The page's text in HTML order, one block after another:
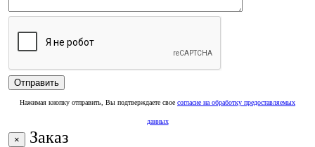
Нажимая кнопку отправить, Вы подтверждаете свое согласие на обработку предоставляемых
данных
× Заказ